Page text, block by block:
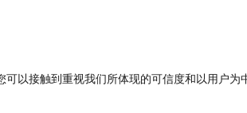
以接触到重视我们所体现的可信度和以用户